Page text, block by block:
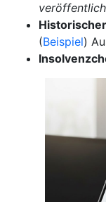
Historischer
(Beispiel)